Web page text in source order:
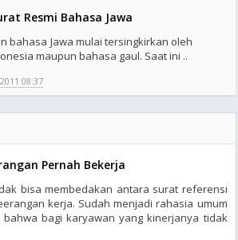
Resmi Bahasa Jawa
bahasa Jawa mulai tersingkirkan oleh
maupun bahasa gaul. Saat ini ..
08:37
Pernah Bekerja
bisa membedakan antara surat referensi
kerja. Sudah menjadi rahasia umum
bagi karyawan yang kinerjanya tidak